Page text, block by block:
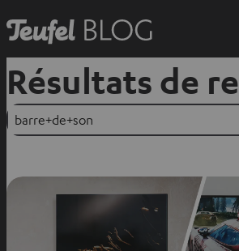
Résultats de
Suchen